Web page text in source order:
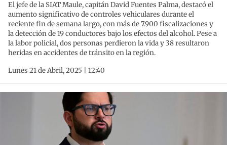
El jefe de la SIAT Maule, capitán David Fuentes Palma, destacó el
aumento significativo de controles vehiculares durante el
reciente fin de semana largo, con más de 7.900 fiscalizaciones y
la detección de 19 conductores bajo los efectos del alcohol. Pese a
la labor policial, dos personas perdieron la vida y 38 resultaron
heridas en accidentes de tránsito en la región.
Lunes 21 de Abril, 2025 | 12:40